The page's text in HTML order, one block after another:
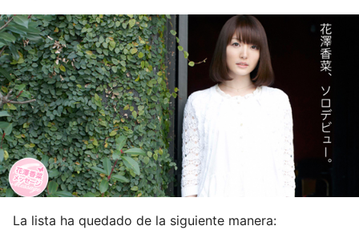
La lista ha quedado de la siguiente manera: